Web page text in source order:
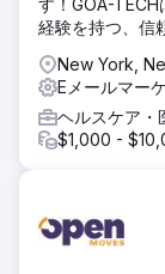
経験を持つ、信
New York,
Eメールマー
ヘルスケア・
$1,000 -